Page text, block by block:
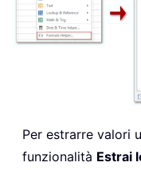
Per estrarre valori
funzionalità Estrai